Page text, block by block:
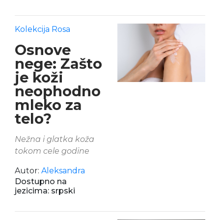
Kolekcija Rosa
Osnove
nege: Zašto
je koži
neophodno
mleko za
telo?
Nežna i glatka koža
tokom cele godine
Autor: Aleksandra
Dostupno na
jezicima: srpski